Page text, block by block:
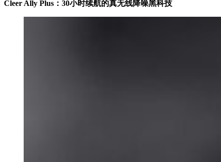
Cleer Ally Plus：30小时续航的真无线降噪黑科技